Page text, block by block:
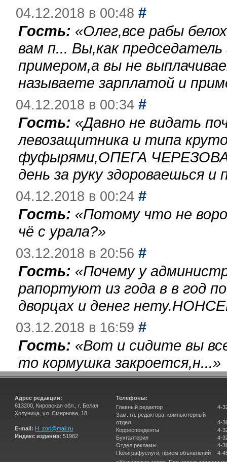
04.12.2018 в 00:48 #
Гость: «Олег,все рабы
вам п... Вы,как
примером,а вы не
называете зарплатой и
04.12.2018 в 00:34 #
Гость: «Давно не видать
левозащитника и типа
фуфырями,ОПЕГА
день за руку здороваешься
04.12.2018 в 00:24 #
Гость: «Потому что не
чё с урала?»
03.12.2018 в 20:56 #
Гость: «Почему у
рапортуют из года в в год
дворцах и денег
03.12.2018 в 16:59 #
Гость: «Вот и сидите вы
то кормушка закроется,н...»
Адрес редакции:
613200, Кировская обл., г. Белая
Холуница, ул. Смирнова, 18
E-mail: H_zori@mail.ru
Индекс издания: 51982
Телефоны:
Главный редактор
Зам. гл. редактора, компьютерный
отдел
Корреспонденты
Бухгалтерия
Отдел рекламы
Полиграфуслуги, прием объявлений
4-
4-
4-
4-
4-
4-